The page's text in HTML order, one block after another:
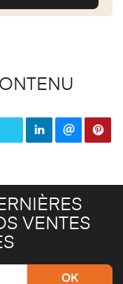
VENTES